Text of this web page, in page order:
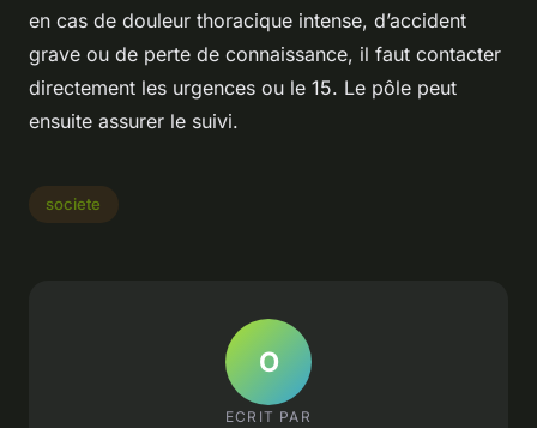
en cas de douleur thoracique intense, d’accident
grave ou de perte de connaissance, il faut contacter
directement les urgences ou le 15. Le pôle peut
ensuite assurer le suivi.
societe
O
ECRIT PAR